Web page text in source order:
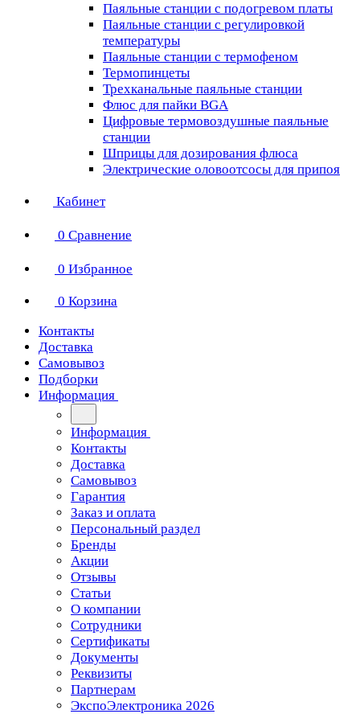
Паяльные станции с подогревом платы
Паяльные станции с регулировкой
температуры
Паяльные станции с термофеном
Термопинцеты
Трехканальные паяльные станции
Флюс для пайки BGA
Цифровые термовоздушные паяльные
станции
Шприцы для дозирования флюса
Электрические оловоотсосы для припоя
Кабинет
0 Сравнение
0 Избранное
0 Корзина
Контакты
Доставка
Самовывоз
Подборки
Информация
Информация
Контакты
Доставка
Самовывоз
Гарантия
Заказ и оплата
Персональный раздел
Бренды
Акции
Отзывы
Статьи
О компании
Сотрудники
Сертификаты
Документы
Реквизиты
Партнерам
ЭкспоЭлектроника 2026